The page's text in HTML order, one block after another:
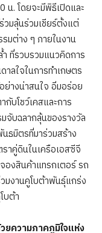
น. โดยจะมีพิธีเปิดและ
มลุ้นร่วมเชียร์ตั้งแต่
มต่าง ๆ ภายในงาน
ที่รวบรวมแนวคิดการ
ลใจในการทำเกษตร
ย่างน่าสนใจ อิ่มอร่อย
บโชว์เคสและการ
จับฉลากลุ้นของรางวัล
ธมิตรที่มาร่วมสร้าง
าคู่ดินในเครือเอสซีจี
งสินค้าแทรกเตอร์ รถ
มงานคูโบต้าพันธุ์แกร่ง
บต้า
ยความภาคภูมิใจแห่ง